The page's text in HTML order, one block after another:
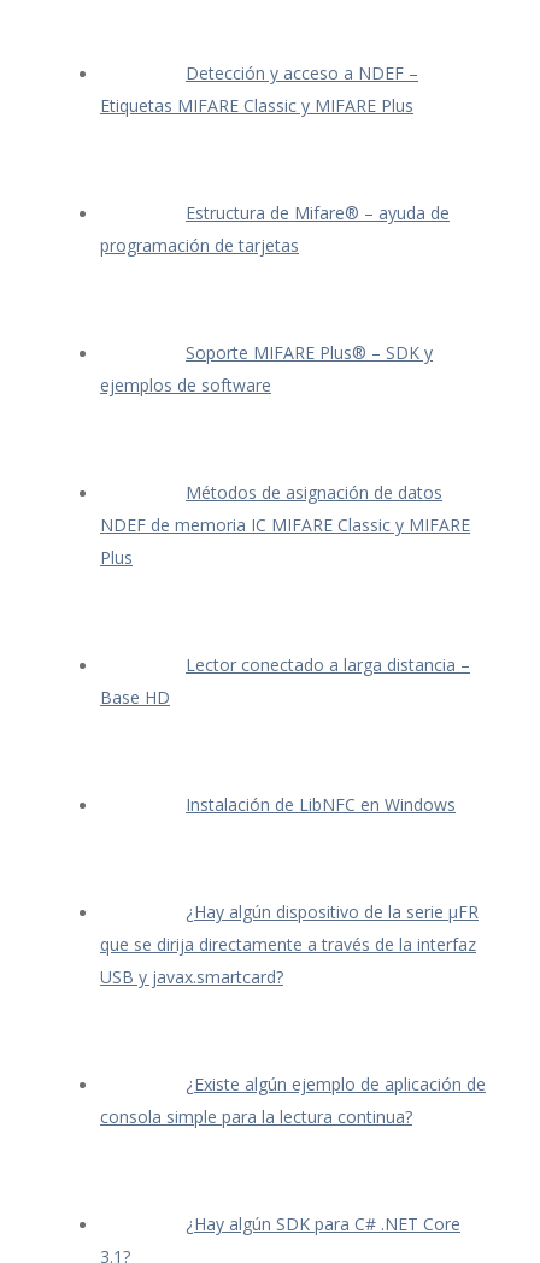
Detección y acceso a NDEF –
Etiquetas MIFARE Classic y MIFARE Plus
Estructura de Mifare® – ayuda de
programación de tarjetas
Soporte MIFARE Plus® – SDK y
ejemplos de software
Métodos de asignación de datos
NDEF de memoria IC MIFARE Classic y MIFARE
Plus
Lector conectado a larga distancia –
Base HD
Instalación de LibNFC en Windows
¿Hay algún dispositivo de la serie μFR
que se dirija directamente a través de la interfaz
USB y javax.smartcard?
¿Existe algún ejemplo de aplicación de
consola simple para la lectura continua?
¿Hay algún SDK para C# .NET Core
3.1?